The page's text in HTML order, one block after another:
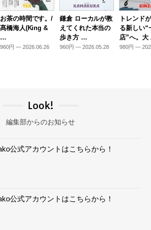
お茶の時間です。/
髙橋海人(King &
…
960円 — 2026.06.26
鎌倉 ローカルが教
えてくれた本当の
歩き方 …
960円 — 2026.05.28
トレンド
る新しい“
店”へ。
980円 —
Look!
編集部からのお知らせ
公式アカウントはこちらから！
公式アカウントはこちらから！